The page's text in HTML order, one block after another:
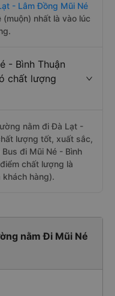
- Lâm Đồng Mũi Né
nhất là vào lúc
- Bình Thuận
chất lượng
nằm đi Đà Lạt -
lượng tốt, xuất sắc,
đi Mũi Né - Bình
chất lượng là
hàng).
nằm Đi Mũi Né